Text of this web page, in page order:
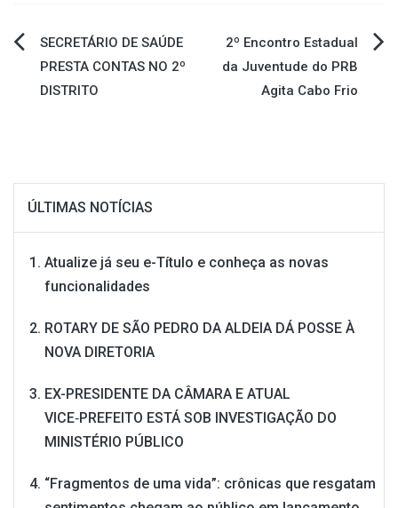
Navegação
de
SECRETÁRIO DE SAÚDE
PRESTA CONTAS NO 2º
DISTRITO
2º Encontro Estadual
da Juventude do PRB
Agita Cabo Frio
ÚLTIMAS NOTÍCIAS
Atualize já seu e-Título e conheça as novas
funcionalidades
ROTARY DE SÃO PEDRO DA ALDEIA DÁ POSSE À
NOVA DIRETORIA
EX-PRESIDENTE DA CÂMARA E ATUAL
VICE‑PREFEITO ESTÁ SOB INVESTIGAÇÃO DO
MINISTÉRIO PÚBLICO
“Fragmentos de uma vida”: crônicas que resgatam